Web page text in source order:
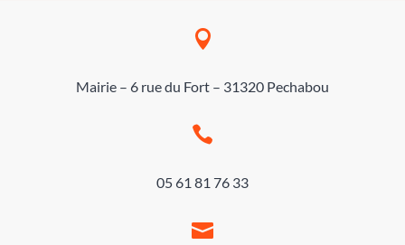

Mairie – 6 rue du Fort – 31320 Pechabou

05 61 81 76 33
